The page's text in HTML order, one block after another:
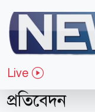
Live
আন্তর্জাতিক
ট্রাম্পের
রাশিয়ার
প্রতিবেদন